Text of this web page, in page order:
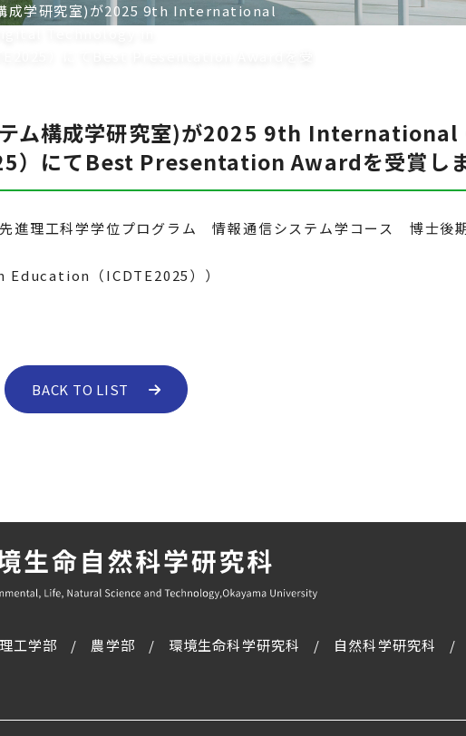
成学研究室)が2025 9th International
テム構成学研究室)が2025 9th
にてBest Presentation Awardを受賞しま
理工科学学位プログラム 情報通信システム学コース 博士後期
（ICDTE2025））
BACK TO LIST
工学部 農学部 環境生命科学研究科 自然科学研究科